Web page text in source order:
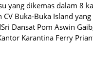
yang dikemas dalam 8
Buka-Buka Island
Dansat Pom Aswin
Karantina Ferry